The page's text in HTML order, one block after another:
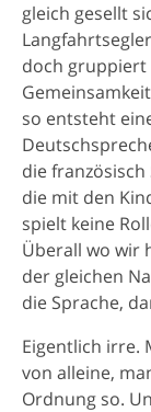
gleich gesellt
doch gruppiert
so entsteht
die
die mit den
spielt keine
Überall wo wir
der gleichen
die Sprache,
Eigentlich irre.
von alleine,
Ordnung so.